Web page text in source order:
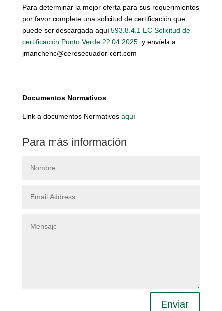
Para determinar la mejor oferta para sus requerimientos
por favor complete una solicitud de certificación que
puede ser descargada aquí 593.8.4.1 EC Solicitud de
certificación Punto Verde 22.04.2025 y envíela a
jmancheno@ceresecuador-cert.com
Documentos Normativos
Link a documentos Normativos aquí
Para más información
Enviar